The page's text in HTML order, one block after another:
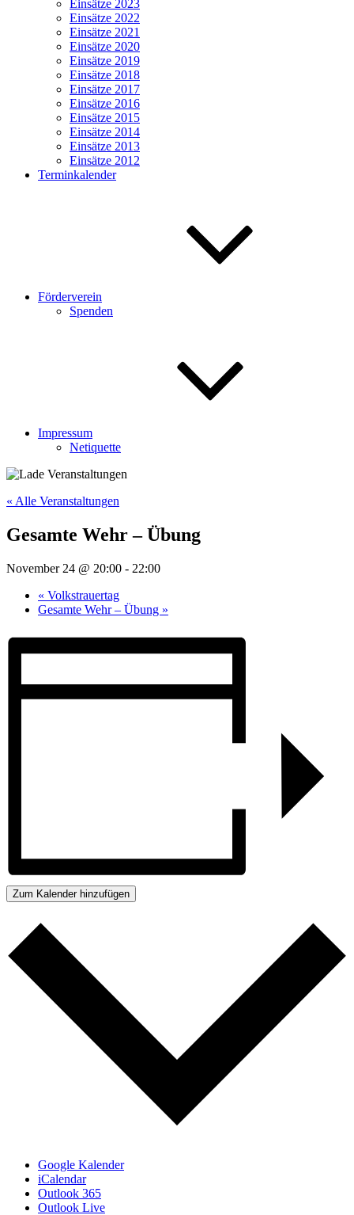
Einsätze 2023
Einsätze 2022
Einsätze 2021
Einsätze 2020
Einsätze 2019
Einsätze 2018
Einsätze 2017
Einsätze 2016
Einsätze 2015
Einsätze 2014
Einsätze 2013
Einsätze 2012
Terminkalender
Förderverein
Spenden
Impressum
Netiquette
« Alle Veranstaltungen
Gesamte Wehr – Übung
November 24 @ 20:00 - 22:00
« Volkstrauertag
Gesamte Wehr – Übung »
Zum Kalender hinzufügen
Google Kalender
iCalendar
Outlook 365
Outlook Live